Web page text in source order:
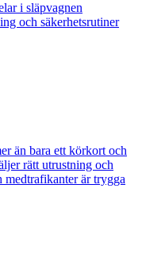
i släpvagnen
och säkerhetsrutiner
än bara ett körkort och
rätt utrustning och
medtrafikanter är trygga